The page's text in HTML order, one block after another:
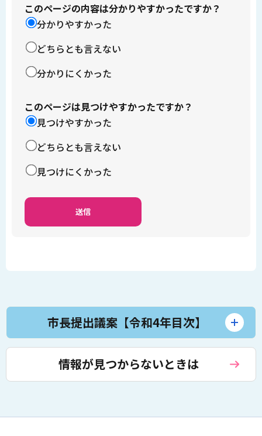
このページの内容は分かりやすかったですか？
分かりやすかった
どちらとも言えない
分かりにくかった
このページは見つけやすかったですか？
見つけやすかった
どちらとも言えない
見つけにくかった
市長提出議案【令和4年目次】
情報が見つからないときは